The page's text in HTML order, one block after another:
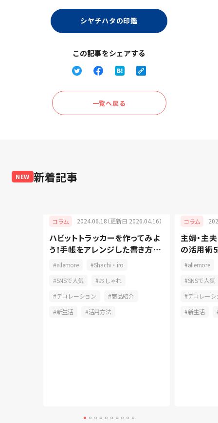
シヤチハタの印鑑
この記事をシェアする
一覧へ戻る
NEW 新着記事
コラム 2024.06.18（更新日 2026.04.16）
ハビットトラッカーを作ってみよ
う！手帳をアレンジした書き方と
長続きの秘訣
allemore
Shachi・iro
SNSで人気
おしゃれ
デコレーション
商品紹介
新生活
活用方法
コラム
主婦・主
の活用術
コツをご
allemore
SNSで人気
デコレーシ
新生活